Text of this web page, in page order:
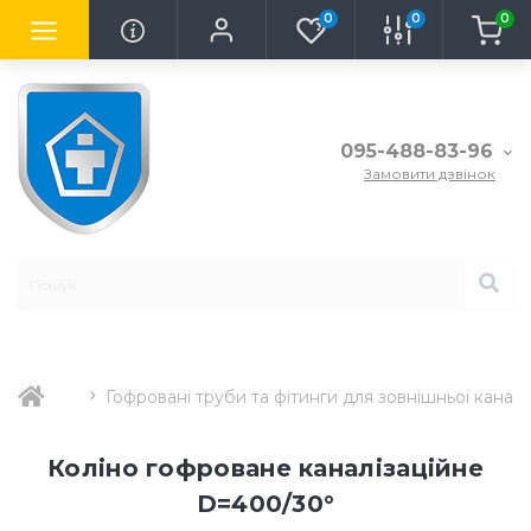
0 0 0
095-488-83-96
Замовити дзвінок
Гофровані труби та фітинги для зовнішньої
Коліно гофроване каналізаційне
D=400/30°